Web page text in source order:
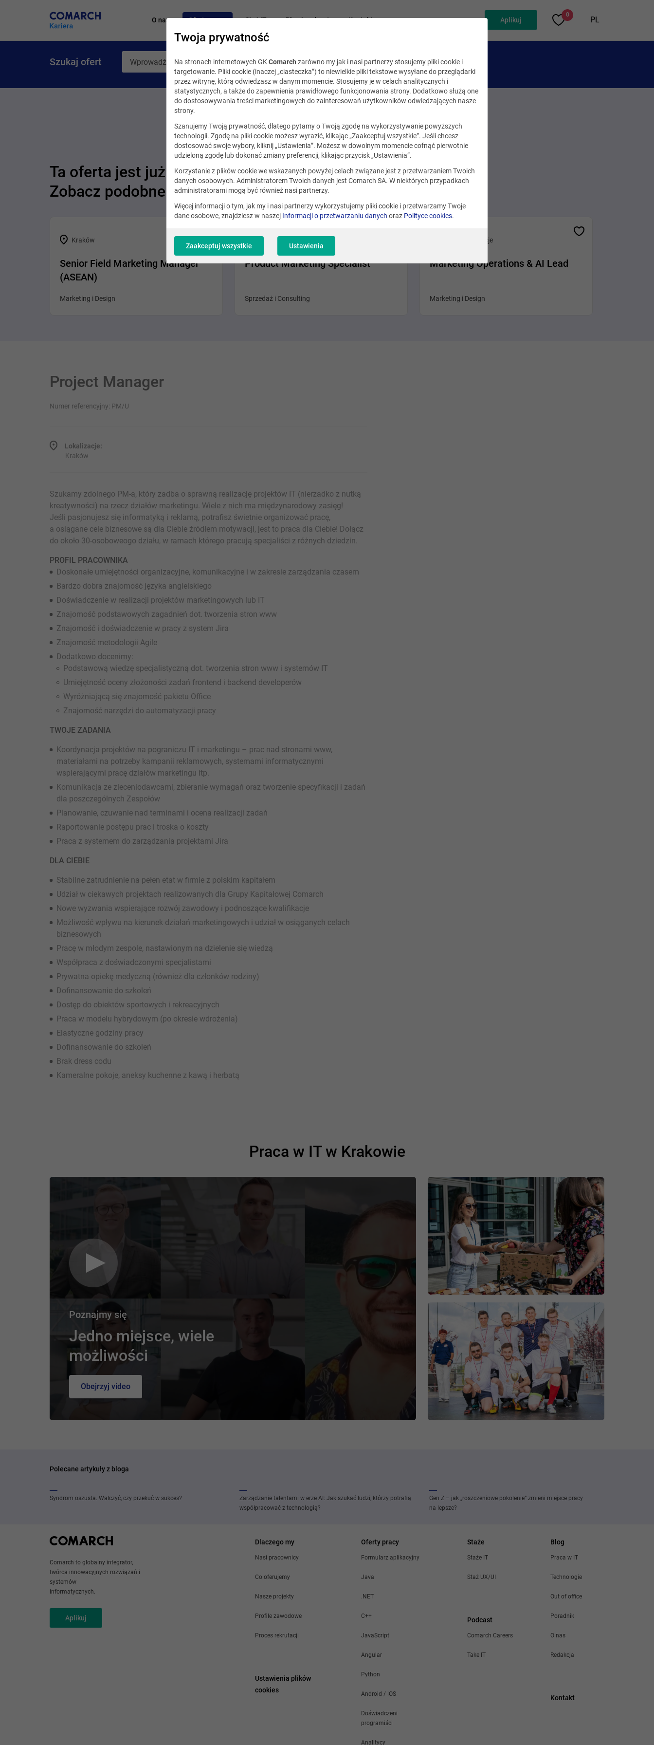
O nas Oferty pracy Staż IT Blog i podcast Kontakt Aplikuj
0
PL
Szukaj ofert
Ta oferta jest już nieaktualna.
Zobacz podobne oferty
Kraków
Senior Field Marketing Manager
(ASEAN)
Marketing i Design
Kraków
Product Marketing Specialist
Sprzedaż i Consulting
Różne lokalizacje
Marketing Operations & AI Lead
Marketing i Design
Project Manager
Numer referencyjny: PM/U
Lokalizacje:
Kraków
Szukamy zdolnego PM-a, który zadba o sprawną realizację projektów IT (nierzadko z nutką
kreatywności) na rzecz działów marketingu. Wiele z nich ma międzynarodowy zasięg!
Jeśli pasjonujesz się informatyką i reklamą, potrafisz świetnie organizować pracę,
a osiągane cele biznesowe są dla Ciebie źródłem motywacji, jest to praca dla Ciebie! Dołącz
do około 30-osoboweogo działu, w ramach którego pracują specjaliści z różnych dziedzin.
PROFIL PRACOWNIKA
Doskonałe umiejętności organizacyjne, komunikacyjne i w zakresie zarządzania czasem
Bardzo dobra znajomość języka angielskiego
Doświadczenie w realizacji projektów marketingowych lub IT
Znajomość podstawowych zagadnień dot. tworzenia stron www
Znajomość i doświadczenie w pracy z system Jira
Znajomość metodologii Agile
Dodatkowo docenimy:
Podstawową wiedzę specjalistyczną dot. tworzenia stron www i systemów IT
Umiejętność oceny złożoności zadań frontend i backend developerów
Wyróżniającą się znajomość pakietu Office
Znajomość narzędzi do automatyzacji pracy
TWOJE ZADANIA
Koordynacja projektów na pograniczu IT i marketingu – prac nad stronami www,
materiałami na potrzeby kampanii reklamowych, systemami informatycznymi
wspierającymi pracę działów marketingu itp.
Komunikacja ze zleceniodawcami, zbieranie wymagań oraz tworzenie specyfikacji i zadań
dla poszczególnych Zespołów
Planowanie, czuwanie nad terminami i ocena realizacji zadań
Raportowanie postępu prac i troska o koszty
Praca z systemem do zarządzania projektami Jira
DLA CIEBIE
Stabilne zatrudnienie na pełen etat w firmie z polskim kapitałem
Udział w ciekawych projektach realizowanych dla Grupy Kapitałowej Comarch
Nowe wyzwania wspierające rozwój zawodowy i podnoszące kwalifikacje
Możliwość wpływu na kierunek działań marketingowych i udział w osiąganych celach
biznesowych
Pracę w młodym zespole, nastawionym na dzielenie się wiedzą
Współpraca z doświadczonymi specjalistami
Prywatna opiekę medyczną (również dla członków rodziny)
Dofinansowanie do szkoleń
Dostęp do obiektów sportowych i rekreacyjnych
Praca w modelu hybrydowym (po okresie wdrożenia)
Elastyczne godziny pracy
Dofinansowanie do szkoleń
Brak dress codu
Kameralne pokoje, aneksy kuchenne z kawą i herbatą
Praca w IT w Krakowie
Poznajmy się
Jedno miejsce, wiele
możliwości
Obejrzyj video
Polecane artykuły z bloga
Syndrom oszusta. Walczyć, czy przekuć w sukces?
Zarządzanie talentami w erze AI: Jak szukać ludzi, którzy potrafią
współpracować z technologią?
Gen Z – jak „roszczeniowe pokolenie” zmieni miejsce pracy
na lepsze?
Comarch to globalny integrator,
twórca innowacyjnych rozwiązań i
systemów
informatycznych.
Aplikuj
Dlaczego my
Nasi pracownicy
Co oferujemy
Nasze projekty
Profile zawodowe
Proces rekrutacji
Ustawienia plików
cookies
Oferty pracy
Formularz aplikacyjny
Java
.NET
C++
JavaScript
Angular
Python
Android / iOS
Doświadczeni
programiści
Analitycy
Staże
Staże IT
Staż UX/UI
Podcast
Comarch Careers
Take IT
Blog
Praca w IT
Technologie
Out of office
Poradnik
O nas
Redakcja
Kontakt
Twoja prywatność
Na stronach internetowych GKComarch zarówno my jak i nasi partnerzy stosujemy pliki cookie i
targetowanie. Pliki cookie (inaczej „ciasteczka”) to niewielkie pliki tekstowe wysyłane do przeglądarki
przez witrynę, którą odwiedzasz w danym momencie. Stosujemy je w celach analitycznych i
statystycznych, a także do zapewnienia prawidłowego funkcjonowania strony. Dodatkowo służą one
do dostosowywania treści marketingowych do zainteresowań użytkowników odwiedzających nasze
strony.
Szanujemy Twoją prywatność, dlatego pytamy o Twoją zgodę na wykorzystywanie powyższych
technologii. Zgodę na pliki cookie możesz wyrazić, klikając „Zaakceptuj wszystkie”. Jeśli chcesz
dostosować swoje wybory, kliknij „Ustawienia”. Możesz w dowolnym momencie cofnąć pierwotnie
udzieloną zgodę lub dokonać zmiany preferencji, klikając przycisk „Ustawienia”.
Korzystanie z plików cookie we wskazanych powyżej celach związane jest z przetwarzaniem Twoich
danych osobowych. Administratorem Twoich danych jest Comarch SA. W niektórych przypadkach
administratorami mogą być również nasi partnerzy.
Więcej informacji o tym, jak my i nasi partnerzy wykorzystujemy pliki cookie i przetwarzamy Twoje
dane osobowe, znajdziesz w naszej Informacji o przetwarzaniu danych oraz Polityce cookies.
Zaakceptuj wszystkie Ustawienia